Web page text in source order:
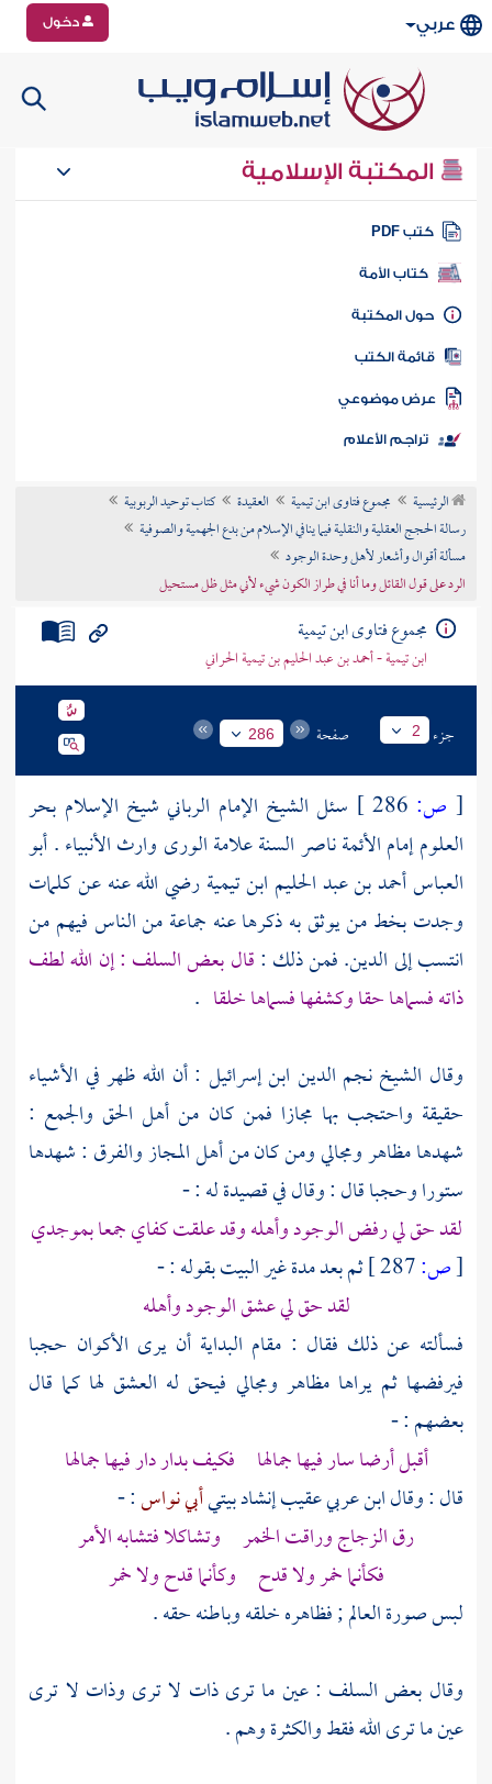
عربي دخول
المكتبة الإسلامية
كتب PDF
كتاب الأمة
المكتبة
الكتب
موضوعي
تراجم الأعلام
الرئيسية مجموع فتاوى ابن تيمية العقيدة
كتاب توحيد الربوبية
رسالة الحجج العقلية والنقلية فيما ينافي الإسلام من بدع الجهمية والصوفية
مسألة أقوال وأشعار لأهل وحدة الوجود
الرد على قول القائل وما أنا في طراز الكون شيء لأني مثل ظل مستحيل
مجموع فتاوى ابن تيمية
ابن تيمية - أحمد بن عبد الحليم بن تيمية الحراني
جزء 2 صفحة 286
[ ص:
سئل الشيخ الإمام الرباني شيخ الإسلام بحر
العلوم إمام الأئمة ناصر السنة علامة الورى وارث الأنبياء .أبو
العباس أحمد بن عبد الحليم ابن تيميةرضي الله عنه عن كلمات
وجدت بخط من يوثق به ذكرها عنه جماعة من الناس فيهم من
انتسب إلى الدين. فمن ذلك :قال بعض السلف : إن الله لطف
ذاته فسماها حقا وكشفها فسماها خلقا .
وقال الشيخ نجم الدين ابن إسرائيل : أن الله ظهر في الأشياء
حقيقة واحتجب بها مجازا فمن كان من أهل الحق والجمع :
شهدها مظاهر ومجالي ومن كان من أهل المجاز والفرق : شهدها
ستورا وحجبا قال : وقال في قصيدة له : -
لقد حق لي رفض الوجود وأهله وقد علقت كفاي جمعا بموجدي
[ص:
ثم بعد مدة غير البيت بقوله : -
لقد حق لي عشق الوجود وأهله
فسألته عن ذلك فقال : مقام البداية أن يرى الأكوان حجبا
فيرفضها ثم يراها مظاهر ومجالي فيحق له العشق لها كما قال
بعضهم : -
أقبل أرضا سار فيها جمالها فكيف بدار دار فيها جمالها
قال : وقالابن عربيعقيب إنشاد بيتيأبي نواس: -
رق الزجاج وراقت الخمر وتشاكلا فتشابه الأمر
فكأنما خمر ولا قدح وكأنما قدح ولا خمر
لبس صورة العالم ; فظاهره خلقه وباطنه حقه .
وقال بعض السلف : عين ما ترى ذات لا ترى وذات لا ترى
عين ما ترى الله فقط والكثرة وهم .